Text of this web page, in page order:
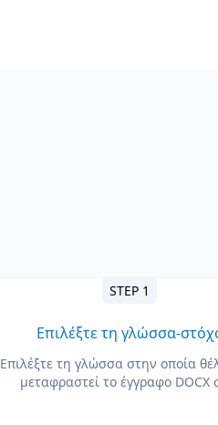
STEP 1
Επιλέξτε τη γλώσσα-
Επιλέξτε τη γλώσσα στην οποία
μεταφραστεί το έγγραφο DOCX